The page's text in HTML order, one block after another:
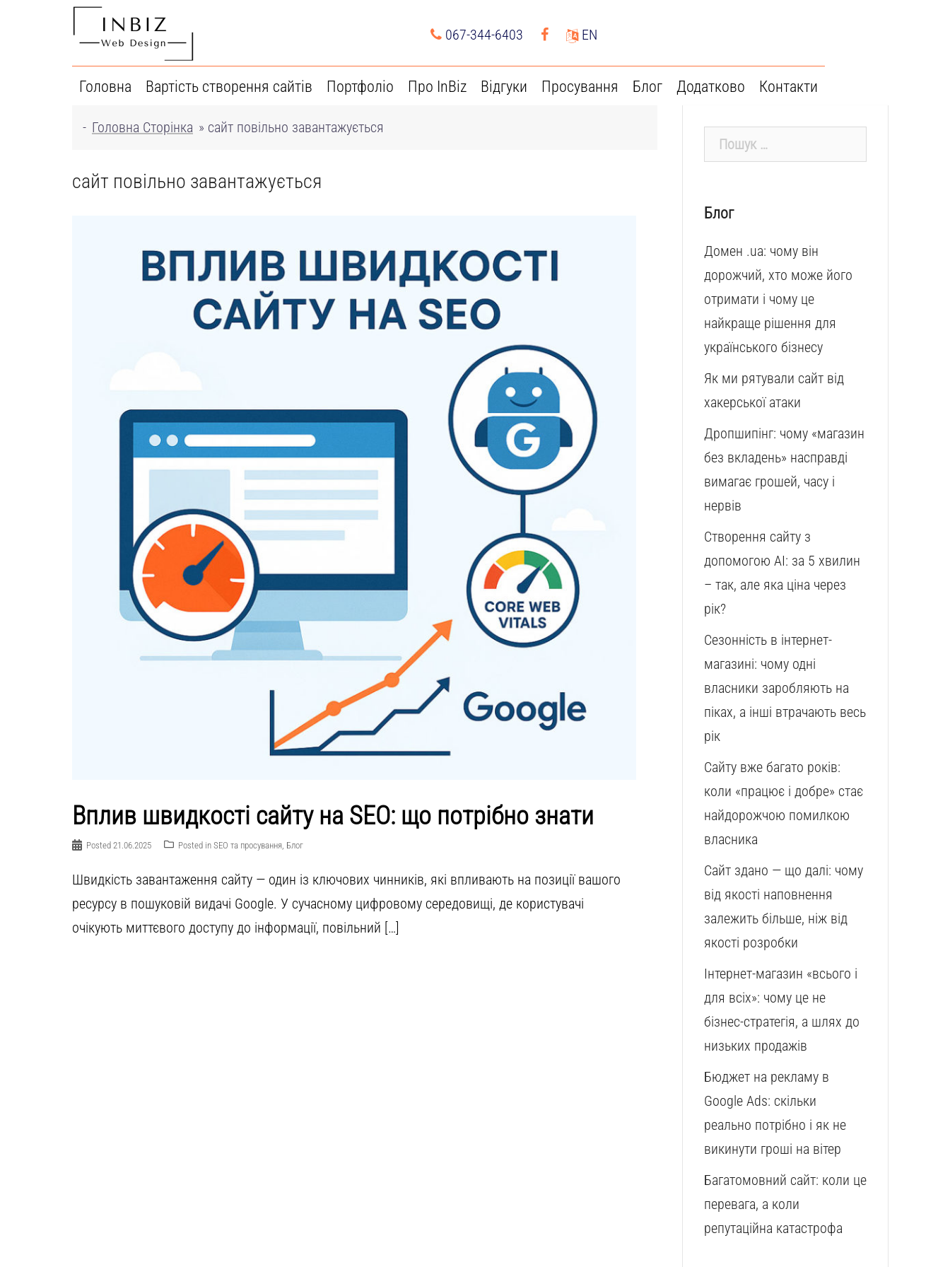
067-344-6403 EN
Головна Вартість створення сайтів Портфоліо Про InBiz Відгуки Просування Блог Додатково Контакти
- Головна Сторінка » сайт повільно завантажується
сайт повільно завантажується
Вплив швидкості сайту на SEO: що потрібно знати
Posted 21.06.2025 Posted in SEO та просування Блог
Швидкість завантаження сайту — один із ключових чинників, які впливають на позиції вашого
ресурсу в пошуковій видачі Google. У сучасному цифровому середовищі, де користувачі
очікують миттєвого доступу до інформації, повільний […]
Пошук:
Блог
Домен .ua: чому він
дорожчий, хто може його
отримати і чому це
найкраще рішення для
українського бізнесу
Як ми рятували сайт від
хакерської атаки
Дропшипінг: чому «магазин
без вкладень» насправді
вимагає грошей, часу і
нервів
Створення сайту з
допомогою AI: за 5 хвилин
– так, але яка ціна через
рік?
Сезонність в інтернет-
магазині: чому одні
власники заробляють на
піках, а інші втрачають весь
рік
Сайту вже багато років:
коли «працює і добре» стає
найдорожчою помилкою
власника
Сайт здано — що далі: чому
від якості наповнення
залежить більше, ніж від
якості розробки
Інтернет-магазин «всього і
для всіх»: чому це не
бізнес-стратегія, а шлях до
низьких продажів
Бюджет на рекламу в
Google Ads: скільки
реально потрібно і як не
викинути гроші на вітер
Багатомовний сайт: коли це
перевага, а коли
репутаційна катастрофа